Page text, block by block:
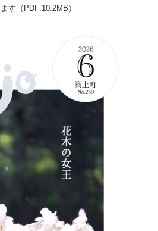
す（PDF:10.2MB）